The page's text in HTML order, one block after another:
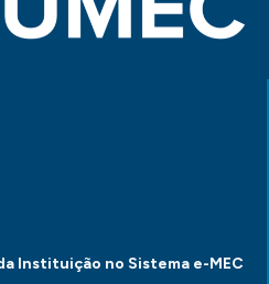
Instituição no Sistema e-MEC